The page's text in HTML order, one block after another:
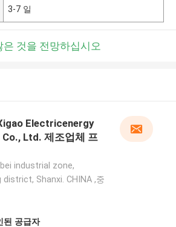
3-7 일
은 것을 전망하십시오
Electricenergy
Co., Ltd. 제조업체 프
industrial zone,
district, Shanxi. CHINA ,중
된 공급자